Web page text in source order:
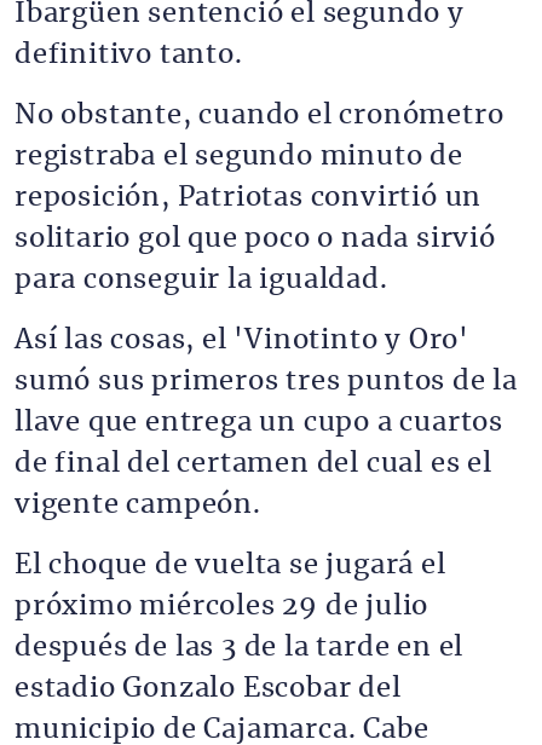
Ibargüen sentenció el segundo y
definitivo tanto.
No obstante, cuando el cronómetro
registraba el segundo minuto de
reposición, Patriotas convirtió un
solitario gol que poco o nada sirvió
para conseguir la igualdad.
Así las cosas, el 'Vinotinto y Oro'
sumó sus primeros tres puntos de la
llave que entrega un cupo a cuartos
de final del certamen del cual es el
vigente campeón.
El choque de vuelta se jugará el
próximo miércoles 29 de julio
después de las 3 de la tarde en el
estadio Gonzalo Escobar del
municipio de Cajamarca. Cabe